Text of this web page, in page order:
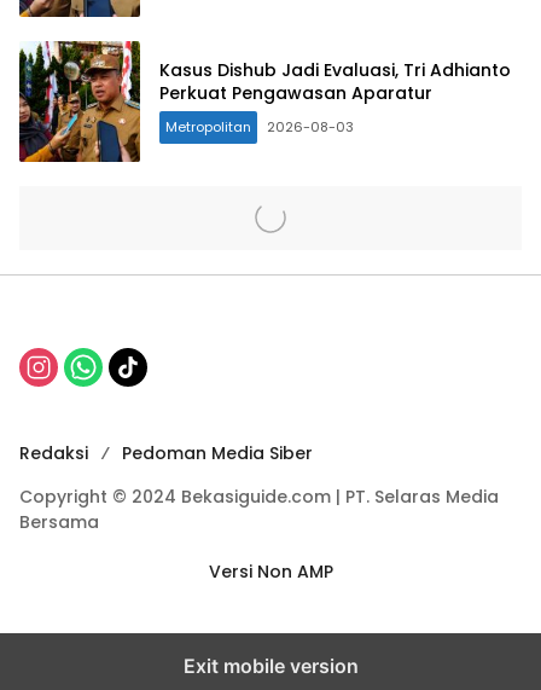
Kasus Dishub Jadi Evaluasi, Tri Adhianto
Perkuat Pengawasan Aparatur
Metropolitan 2026-08-03
Redaksi
Pedoman Media Siber
Copyright © 2024 Bekasiguide.com | PT. Selaras Media
Bersama
Versi Non AMP
Exit mobile version